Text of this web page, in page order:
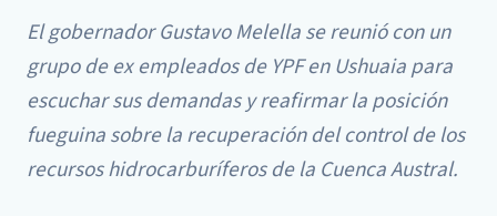
El gobernador Gustavo Melella se reunió con un
grupo de ex empleados de YPF en Ushuaia para
escuchar sus demandas y reafirmar la posición
fueguina sobre la recuperación del control de los
recursos hidrocarburíferos de la Cuenca Austral.